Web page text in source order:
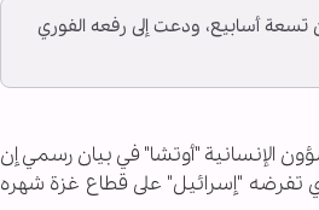
أسابيع، ودعت إلى رفعه الفوري
الإنسانية "أوتشا" في بيان رسمي إن
تفرضه "إسرائيل" على قطاع غزة شهره